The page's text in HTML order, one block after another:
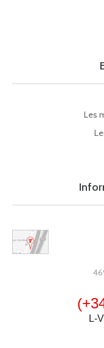
Les
L-